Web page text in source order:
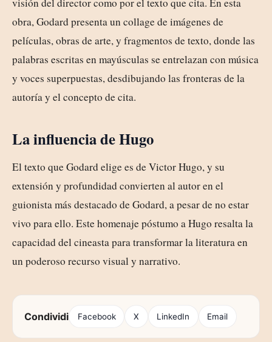
obra, Godard presenta un collage de imágenes de
películas, obras de arte, y fragmentos de texto, donde las
palabras escritas en mayúsculas se entrelazan con música
y voces superpuestas, desdibujando las fronteras de la
autoría y el concepto de cita.
La influencia de Hugo
El texto que Godard elige es de Victor Hugo, y su
extensión y profundidad convierten al autor en el
guionista más destacado de Godard, a pesar de no estar
vivo para ello. Este homenaje póstumo a Hugo resalta la
capacidad del cineasta para transformar la literatura en
un poderoso recurso visual y narrativo.
Condividi Facebook X LinkedIn Email